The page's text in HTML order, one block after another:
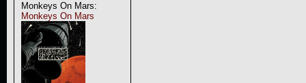
Monkeys On Mars:
Monkeys On Mars